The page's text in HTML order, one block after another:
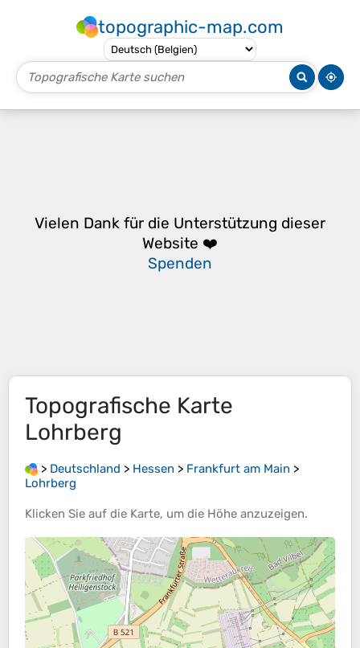
topographic-map.com
Vielen Dank für die Unterstützung dieser
Website ❤️
Spenden
Topografische Karte
Lohrberg
> Deutschland > Hessen > Frankfurt am Main >
Lohrberg
Klicken Sie auf die Karte, um die Höhe anzuzeigen.